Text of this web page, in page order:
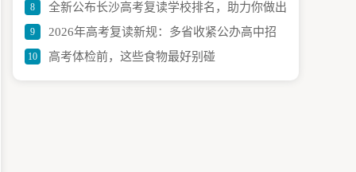
维度选校策略指南
8
全新公布长沙高考复读学校排名，助力你做出
明智选择
9
2026年高考复读新规：多省收紧公办高中招
生，复读之路机遇与阻碍同在
10 高考体检前，这些食物最好别碰